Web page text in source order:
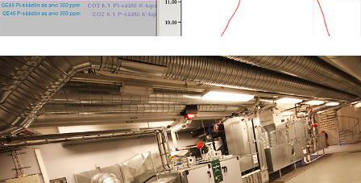
Media-ala ja viestintätekniikka
Palvelumuotoilu ja tuotekehitys
Puhtaus, kotityö ja välinehuolto
Rakentaminen
Sisustaminen ja pintakäsittely
Sosiaali- ja terveysala